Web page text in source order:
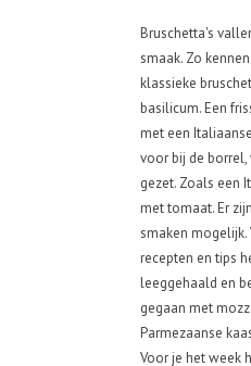
Bruschetta's
smaak. Zo
klassieke
basilicum. Een
met een
voor bij de borrel,
gezet. Zoals een
met tomaat. Er
smaken mogelijk.
recepten en tips
leeggehaald en
gegaan met
Parmezaanse
Voor je het week